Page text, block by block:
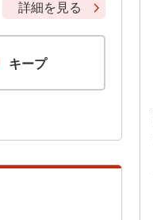
詳細を見る
キープ